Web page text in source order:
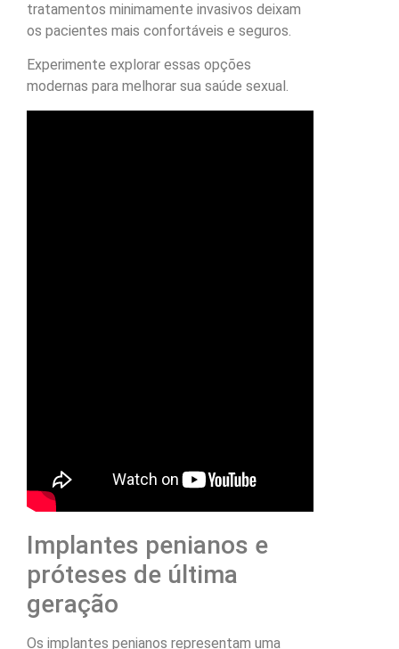
tratamentos minimamente invasivos deixam
os pacientes mais confortáveis e seguros.
Experimente explorar essas opções
modernas para melhorar sua saúde sexual.
Implantes penianos e
próteses de última
geração
Os implantes penianos representam uma